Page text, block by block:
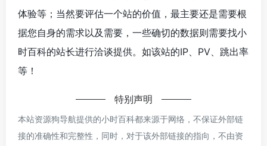
体验等；当然要评估一个站的价值，最主要还是需要根
据您自身的需求以及需要，一些确切的数据则需要找小
时百科的站长进行洽谈提供。如该站的IP、PV、跳出率
等！
特别声明
本站资源狗导航提供的小时百科都来源于网络，不保证外部链
接的准确性和完整性，同时，对于该外部链接的指向，不由资